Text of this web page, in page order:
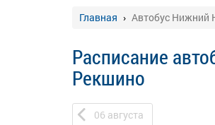
Главная Автобус Нижний
Расписание
Рекшино
06 августа